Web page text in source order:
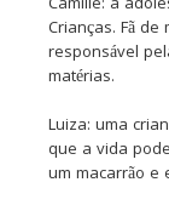
Crianças. Fã
responsável
matérias.
Luiza: uma
que a vida
um macarrão e